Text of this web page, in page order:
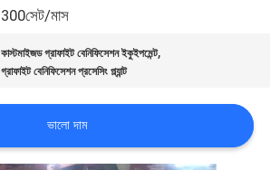
300সেট/মাস
কাস্টমাইজড গ্রাফাইট বেনিফিসেশন ইকুইপমেন্ট,
গ্রাফাইট বেনিফিসেশন প্রসেসিং প্ল্যান্ট
ভালো দাম